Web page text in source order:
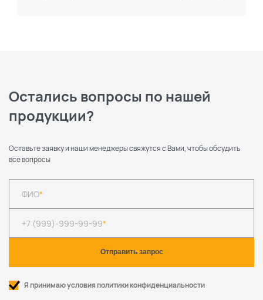
Остались вопросы по нашей
продукции?
Оставьте заявку и наши менеджеры свяжутся с Вами, чтобы обсудить
все вопросы
ФИО*
+7 (999)-999-99-99*
Я принимаю условия политики конфиденциальности